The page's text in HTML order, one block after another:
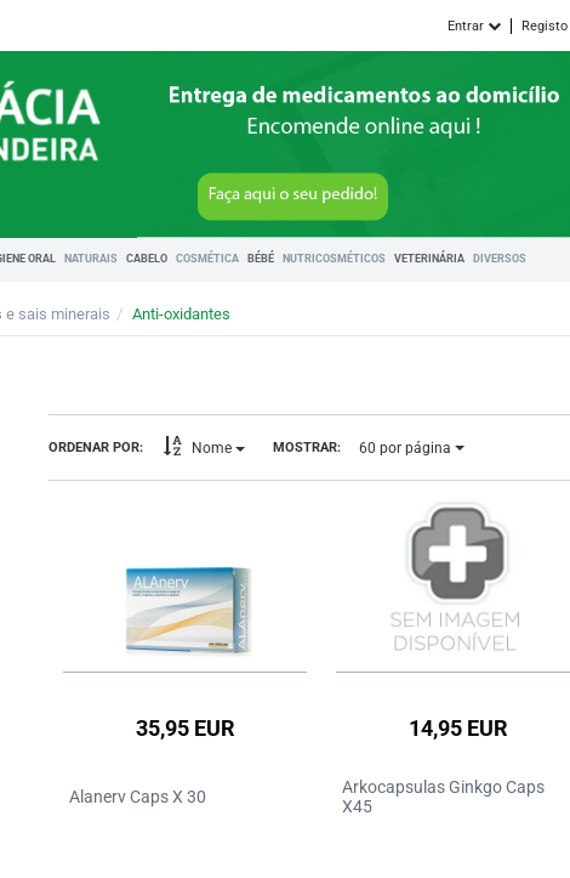
Entrar Registo
ORAL NATURAIS CABELO COSMÉTICA BÉBÉ NUTRICOSMÉTICOS VETERINÁRIA DIVERSOS
e sais minerais Anti-oxidantes
ORDENAR POR: Nome MOSTRAR: 60 por página
35,95 EUR
Alanerv Caps X 30
14,95 EUR
Arkocapsulas Ginkgo Caps
X45